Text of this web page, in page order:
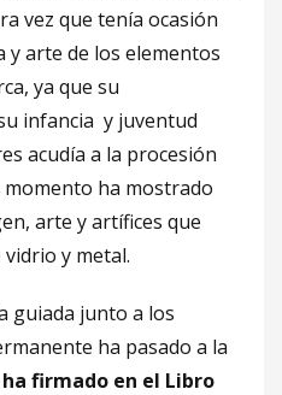
vez que tenía ocasión
y arte de los elementos
ya que su
infancia y juventud
acudía a la procesión
momento ha mostrado
arte y artífices que
y metal.
guiada junto a los
ha pasado a la
ha firmado en el Libro